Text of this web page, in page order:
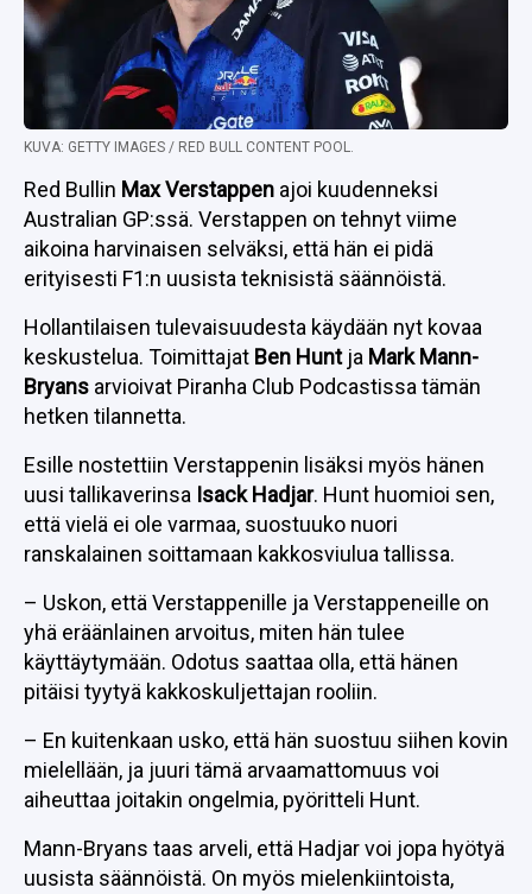
KUVA: GETTY IMAGES / RED BULL CONTENT POOL.
Red Bullin Max Verstappen ajoi kuudenneksi
Australian GP:ssä. Verstappen on tehnyt viime
aikoina harvinaisen selväksi, että hän ei pidä
erityisesti F1:n uusista teknisistä säännöistä.
Hollantilaisen tulevaisuudesta käydään nyt kovaa
keskustelua. Toimittajat Ben Huntja Mark Mann-
Bryans arvioivat Piranha Club Podcastissa tämän
hetken tilannetta.
Esille nostettiin Verstappenin lisäksi myös hänen
uusi tallikaverinsa Isack Hadjar. Hunt huomioi sen,
että vielä ei ole varmaa, suostuuko nuori
ranskalainen soittamaan kakkosviulua tallissa.
– Uskon, että Verstappenille ja Verstappeneille on
yhä eräänlainen arvoitus, miten hän tulee
käyttäytymään. Odotus saattaa olla, että hänen
pitäisi tyytyä kakkoskuljettajan rooliin.
– En kuitenkaan usko, että hän suostuu siihen kovin
mielellään, ja juuri tämä arvaamattomuus voi
aiheuttaa joitakin ongelmia, pyöritteli Hunt.
Mann-Bryans taas arveli, että Hadjar voi jopa hyötyä
uusista säännöistä. On myös mielenkiintoista,